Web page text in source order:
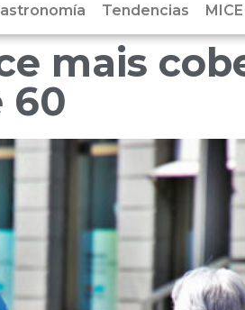
Tendencias MICE
mais
60